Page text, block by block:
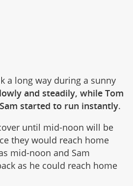
a long way during a sunny
and steadily, while Tom
started to run instantly.
until mid-noon will be
they would reach home
mid-noon and Sam
as he could reach home